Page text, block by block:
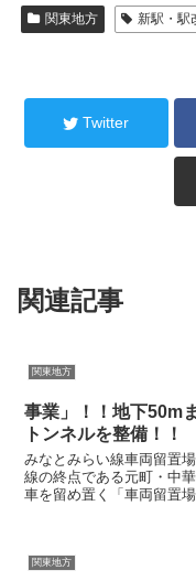
関東地方 新駅・駅
Twitter
関連記事
関東地方
事業」！！地下50m
トンネルを整備！！
みなとみらい線車両留置
線の終点である元町・中
車を留め置く「車両留置
関東地方